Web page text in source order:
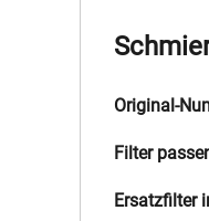
Original-
Filter
Ersatzfilter